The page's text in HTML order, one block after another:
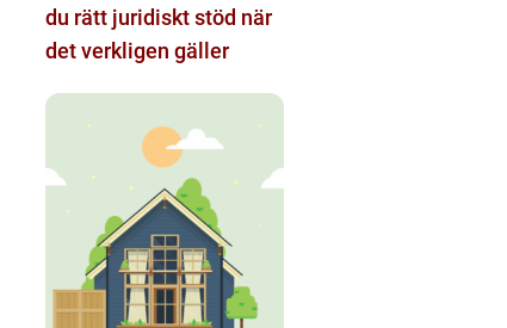
du rätt juridiskt stöd när
det verkligen gäller